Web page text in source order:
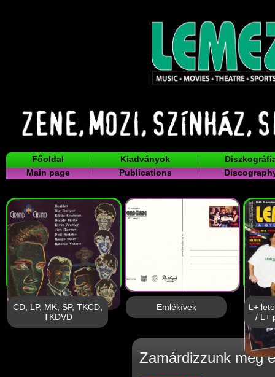
Főoldal Kiadványok
Main page
Publications
CD, LP, MK, SP, TKCD,
TKDVD
Emlékívek
L+
/ L+
Zamárdizzunk még